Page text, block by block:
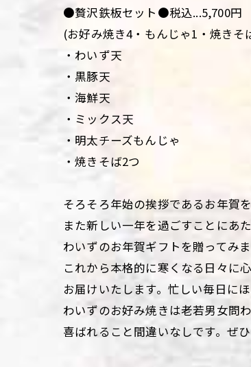
●贅沢鉄板セット●税込...5,700円
(お好み焼き4・もんじゃ1・焼きそ
・わいず天
・黒豚天
・海鮮天
・ミックス天
・明太チーズもんじゃ
・焼きそば2つ
そろそろ年始の挨拶であるお年賀
また新しい一年を過ごすことにあ
わいずのお年賀ギフトを贈ってみ
これから本格的に寒くなる日々に
お届けいたします。忙しい毎日に
わいずのお好み焼きは老若男女問
喜ばれること間違いなしです。ぜ